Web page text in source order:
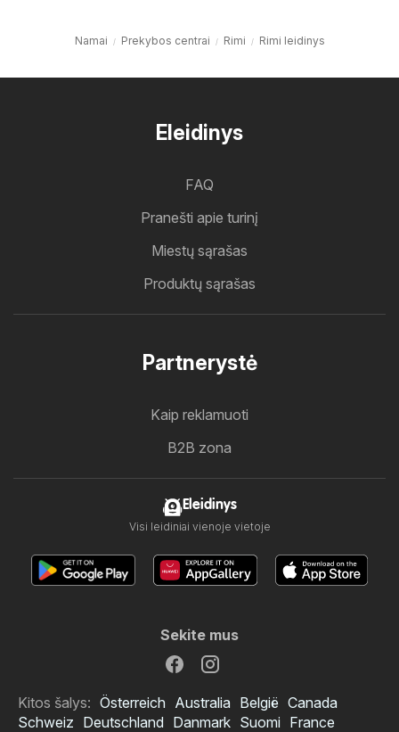
Namai Prekybos centrai Rimi Rimi leidinys
Eleidinys
FAQ
Pranešti apie turinį
Miestų sąrašas
Produktų sąrašas
Partnerystė
Kaip reklamuoti
B2B zona
Eleidinys
Visi leidiniai vienoje vietoje
Sekite mus
Kitos šalys: Österreich Australia België Canada
Schweiz Deutschland Danmark Suomi France